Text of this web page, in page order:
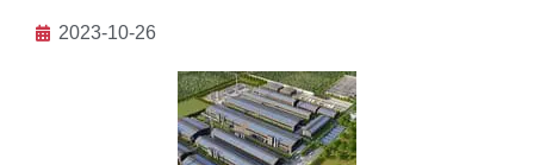
2023-10-26